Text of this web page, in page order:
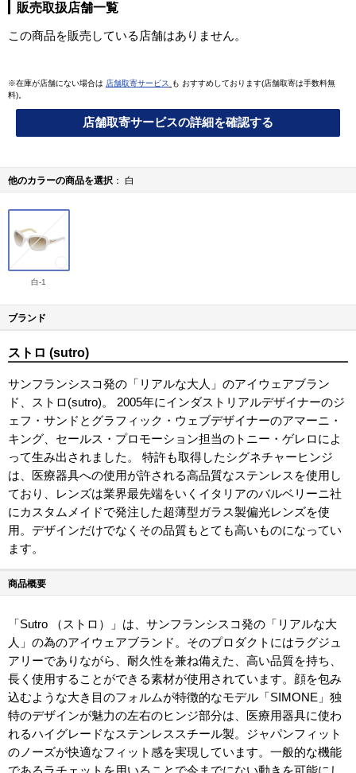
販売取扱店舗一覧
この商品を販売している店舗はありません。
※在庫が店舗にない場合は 店舗取寄サービス
も おすすめしております(店舗取寄は手数料無
料)。
店舗取寄サービスの詳細を確認する
他のカラーの商品を選択 白
白-1
ブランド
ストロ (sutro)
サンフランシスコ発の「リアルな大人」のアイウェアブラン
ド、ストロ(sutro)。 2005年にインダストリアルデザイナーのジ
ェフ・サンドとグラフィック・ウェブデザイナーのアマーニ・
キング、セールス・プロモーション担当のトニー・ゲレロによ
って生み出されました。 特許も取得したシグネチャーヒンジ
は、医療器具への使用が許される高品質なステンレスを使用し
ており、レンズは業界最先端をいくイタリアのバルベリーニ社
にカスタムメイドで発注した超薄型ガラス製偏光レンズを使
用。デザインだけでなくその品質もとても高いものになってい
ます。
商品概要
「Sutro （ストロ）」は、サンフランシスコ発の「リアルな大
人」の為のアイウェアブランド。そのプロダクトにはラグジュ
アリーでありながら、耐久性を兼ね備えた、高い品質を持ち、
長く使用することができる素材が使用されています。顔を包み
込むような大き目のフォルムが特徴的なモデル「SIMONE」独
特のデザインが魅力の左右のヒンジ部分は、医療用器具に使わ
れるハイグレードなステンレススチール製。ジャパンフィット
のノーズが快適なフィット感を実現しています。一般的な機能